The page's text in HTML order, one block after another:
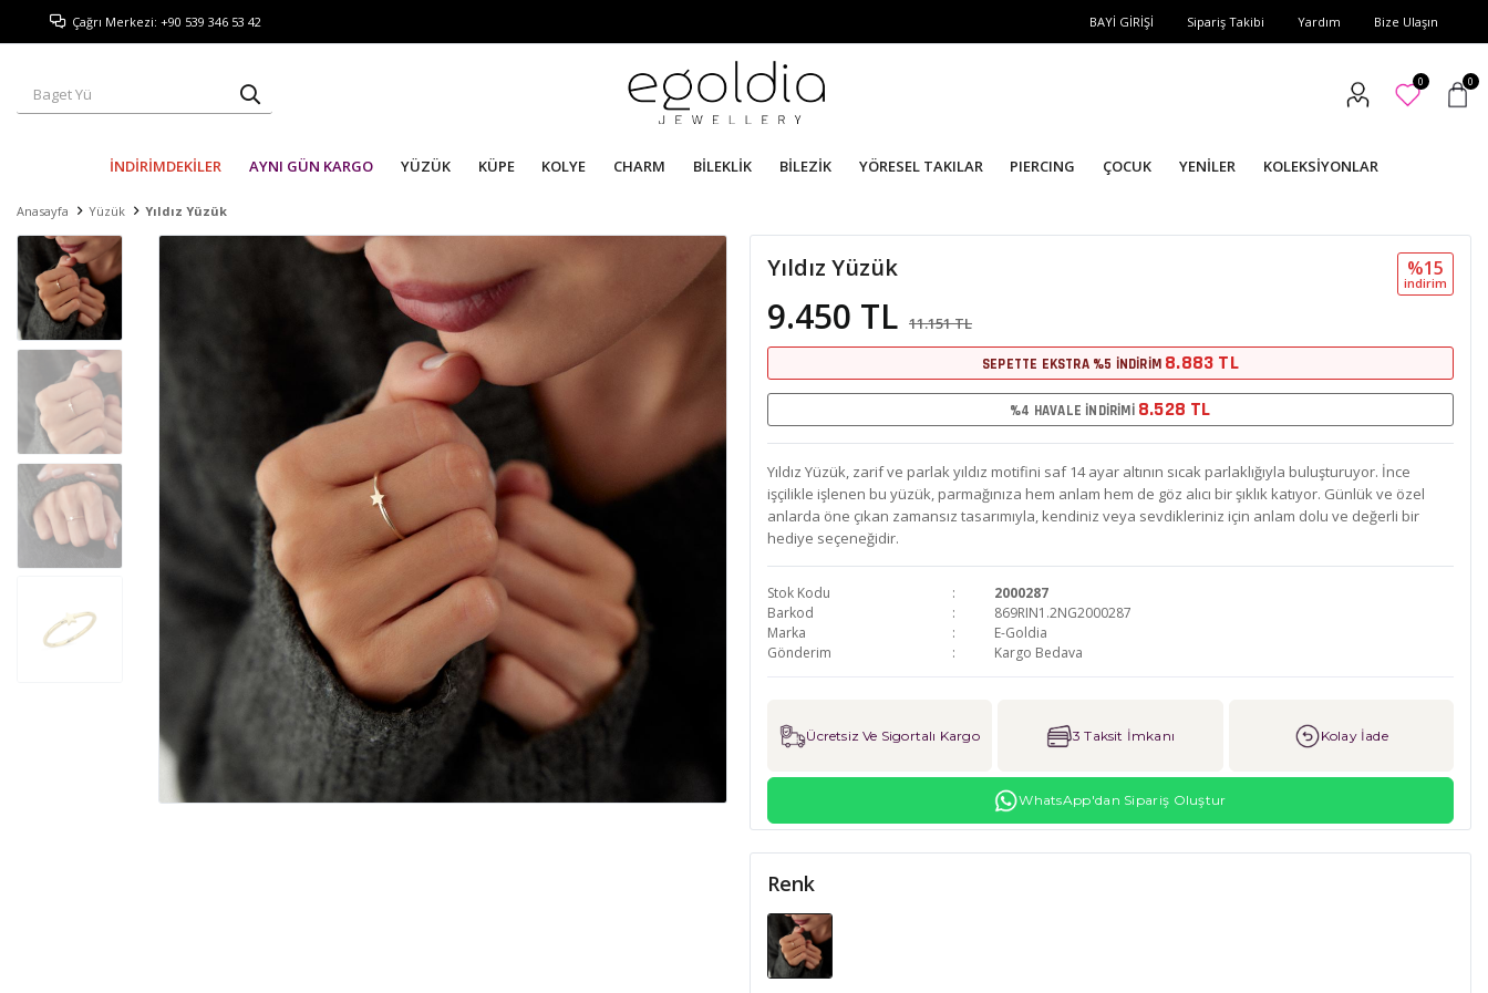
Çağrı Merkezi: +90 539 346 53 42 BAYİ GİRİŞİ Sipariş Takibi Yardım Bize Ulaşın
0 0
İNDİRİMDEKİLER AYNI GÜN KARGO YÜZÜK KÜPE KOLYE CHARM BİLEKLİK BİLEZİK YÖRESEL TAKILAR PIERCING ÇOCUK YENİLER KOLEKSİYONLAR
Anasayfa Yüzük Yıldız Yüzük
Yıldız Yüzük
9.450 TL 11.151 TL
%15
i̇ndi̇ri̇m
SEPETTE EKSTRA %5 İNDİRİM 8.883 TL
%4 HAVALE İNDİRİMİ 8.528 TL
Yıldız Yüzük, zarif ve parlak yıldız motifini saf 14 ayar altının sıcak parlaklığıyla buluşturuyor. İnce
işçilikle işlenen bu yüzük, parmağınıza hem anlam hem de göz alıcı bir şıklık katıyor. Günlük ve özel
anlarda öne çıkan zamansız tasarımıyla, kendiniz veya sevdikleriniz için anlam dolu ve değerli bir
hediye seçeneğidir.
Stok Kodu
2000287
Barkod
869RIN1.2NG2000287
Marka
E-Goldia
Gönderim
Kargo Bedava
Ücretsiz Ve Sigortalı Kargo 3 Taksit İmkanı Kolay İade
WhatsApp'dan Sipariş Oluştur
Renk